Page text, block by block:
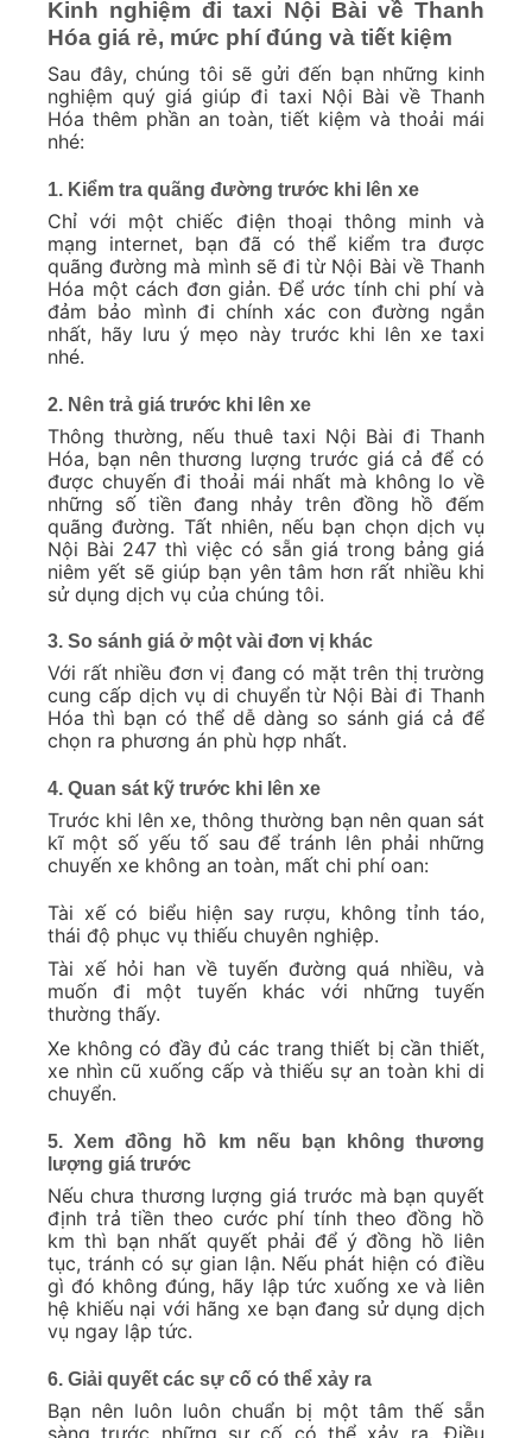
Kinh nghiệm đi taxi Nội Bài về Thanh
Hóa giá rẻ, mức phí đúng và tiết kiệm
Sau đây, chúng tôi sẽ gửi đến bạn những kinh
nghiệm quý giá giúp đi taxi Nội Bài về Thanh
Hóa thêm phần an toàn, tiết kiệm và thoải mái
nhé:
1. Kiểm tra quãng đường trước khi lên xe
Chỉ với một chiếc điện thoại thông minh và
mạng internet, bạn đã có thể kiểm tra được
quãng đường mà mình sẽ đi từ Nội Bài về Thanh
Hóa một cách đơn giản. Để ước tính chi phí và
đảm bảo mình đi chính xác con đường ngắn
nhất, hãy lưu ý mẹo này trước khi lên xe taxi
nhé.
2. Nên trả giá trước khi lên xe
Thông thường, nếu thuê taxi Nội Bài đi Thanh
Hóa, bạn nên thương lượng trước giá cả để có
được chuyến đi thoải mái nhất mà không lo về
những số tiền đang nhảy trên đồng hồ đếm
quãng đường. Tất nhiên, nếu bạn chọn dịch vụ
Nội Bài 247 thì việc có sẵn giá trong bảng giá
niêm yết sẽ giúp bạn yên tâm hơn rất nhiều khi
sử dụng dịch vụ của chúng tôi.
3. So sánh giá ở một vài đơn vị khác
Với rất nhiều đơn vị đang có mặt trên thị trường
cung cấp dịch vụ di chuyển từ Nội Bài đi Thanh
Hóa thì bạn có thể dễ dàng so sánh giá cả để
chọn ra phương án phù hợp nhất.
4. Quan sát kỹ trước khi lên xe
Trước khi lên xe, thông thường bạn nên quan sát
kĩ một số yếu tố sau để tránh lên phải những
chuyến xe không an toàn, mất chi phí oan:
Tài xế có biểu hiện say rượu, không tỉnh táo,
thái độ phục vụ thiếu chuyên nghiệp.
Tài xế hỏi han về tuyến đường quá nhiều, và
muốn đi một tuyến khác với những tuyến
thường thấy.
Xe không có đầy đủ các trang thiết bị cần thiết,
xe nhìn cũ xuống cấp và thiếu sự an toàn khi di
chuyển.
5. Xem đồng hồ km nếu bạn không thương
lượng giá trước
Nếu chưa thương lượng giá trước mà bạn quyết
định trả tiền theo cước phí tính theo đồng hồ
km thì bạn nhất quyết phải để ý đồng hồ liên
tục, tránh có sự gian lận. Nếu phát hiện có điều
gì đó không đúng, hãy lập tức xuống xe và liên
hệ khiếu nại với hãng xe bạn đang sử dụng dịch
vụ ngay lập tức.
6. Giải quyết các sự cố có thể xảy ra
Bạn nên luôn luôn chuẩn bị một tâm thế sẵn
sàng trước những sự cố có thể xảy ra. Điều